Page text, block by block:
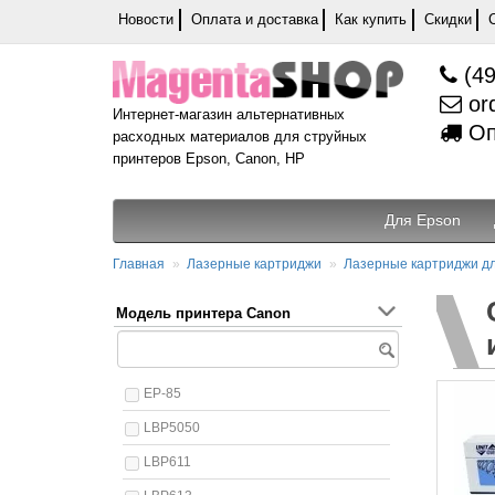
Новости Оплата и доставка Как купить Скидки
Интернет-магазин альтернативных
расходных материалов для струйных
принтеров Epson, Canon, HP
Для Epson
Главная Лазерные картриджи Лазерные картриджи
Модель принтера Canon
EP-85
LBP5050
LBP611